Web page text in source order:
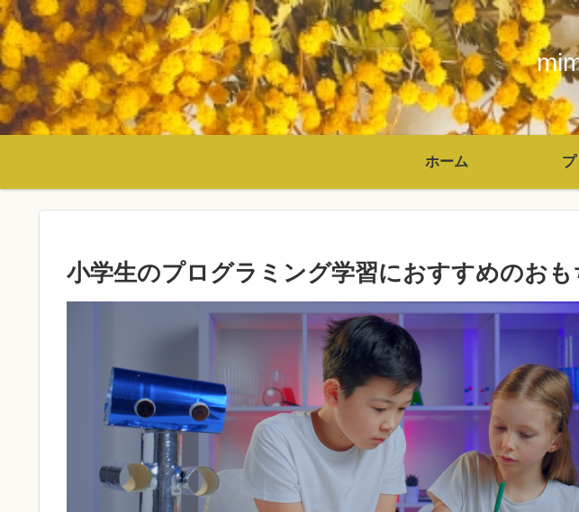
ホーム
小学生のプログラミング学習におすすめのおも